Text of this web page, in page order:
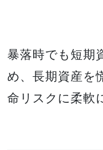
暴落時でも短期
め、長期資産を
命リスクに柔軟